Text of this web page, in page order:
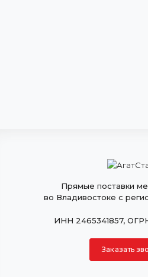
Прямые поставки
во Владивостоке с
ИНН 2465341857,
Заказать